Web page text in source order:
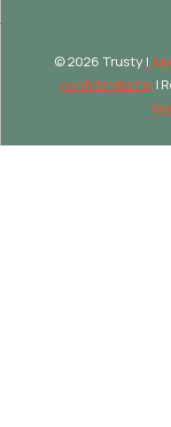
©2026 Trusty |
confidentialité |